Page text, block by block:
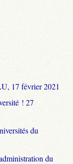
17 février 2021
! 27
du
du